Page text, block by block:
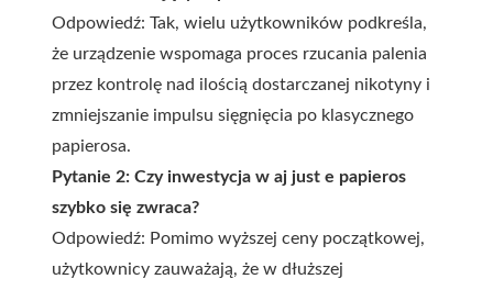
Odpowiedź: Tak, wielu użytkowników podkreśla,
że urządzenie wspomaga proces rzucania palenia
przez kontrolę nad ilością dostarczanej nikotyny i
zmniejszanie impulsu sięgnięcia po klasycznego
papierosa.
Pytanie 2: Czy inwestycja w aj just e papieros
szybko się zwraca?
Odpowiedź: Pomimo wyższej ceny początkowej,
użytkownicy zauważają, że w dłuższej